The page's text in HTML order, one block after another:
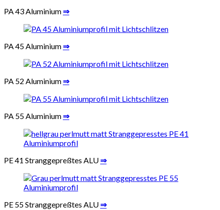
PA 43 Aluminium ⇒
PA 45 Aluminium ⇒
PA 52 Aluminium ⇒
PA 55 Aluminium ⇒
PE 41 Stranggepreßtes ALU ⇒
PE 55 Stranggepreßtes ALU ⇒